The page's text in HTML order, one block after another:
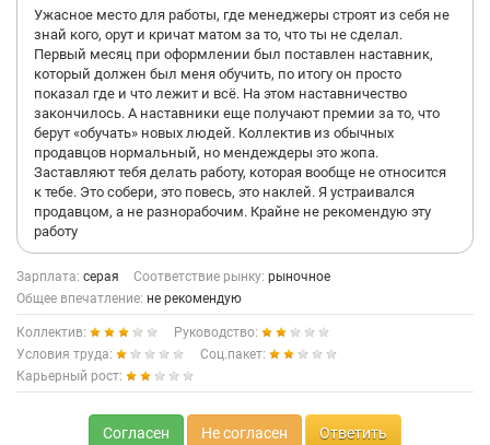
Ужасное место для работы, где менеджеры строят из себя не
знай кого, орут и кричат матом за то, что ты не сделал.
Первый месяц при оформлении был поставлен наставник,
который должен был меня обучить, по итогу он просто
показал где и что лежит и всё. На этом наставничество
закончилось. А наставники еще получают премии за то, что
берут «обучать» новых людей. Коллектив из обычных
продавцов нормальный, но мендеждеры это жопа.
Заставляют тебя делать работу, которая вообще не относится
к тебе. Это собери, это повесь, это наклей. Я устраивался
продавцом, а не разнорабочим. Крайне не рекомендую эту
работу
Зарплата: серая Соответствие рынку: рыночное
Общее впечатление: не рекомендую
Коллектив:
Руководство:
Условия труда:
Соц.пакет:
Карьерный рост:
Согласен Не согласен Ответить